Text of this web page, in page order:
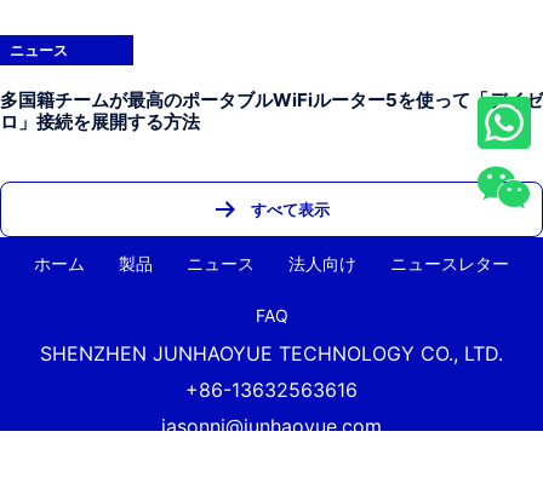
ニュース
多国籍チームが最高のポータブルWiFiルーター5を使って「デイゼ
ロ」接続を展開する方法
すべて表示
ホーム 製品 ニュース 法人向け ニュースレター
FAQ
SHENZHEN JUNHAOYUE TECHNOLOGY CO., LTD.
+86-13632563616
jasonni@junhaoyue.com